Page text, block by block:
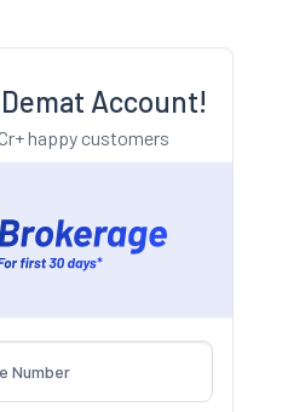
Account!
happy customers